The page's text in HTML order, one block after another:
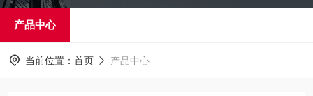
产品中心
当前位置： 首页 产品中心